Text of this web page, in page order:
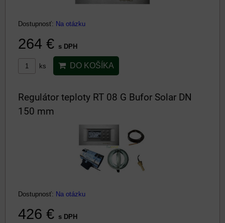
Dostupnosť: Na otázku
264 € s DPH
ks DO KOŠÍKA
Regulátor teploty RT 08 G Bufor Solar DN
150 mm
Dostupnosť: Na otázku
426 € s DPH